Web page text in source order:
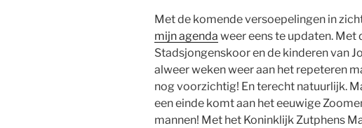
Met de komende versoepelingen in
mijn agenda weer eens te updaten. Met
Stadsjongenskoor en de kinderen van
alweer weken weer aan het repeteren
nog voorzichtig! En terecht natuurlijk.
een einde komt aan het eeuwige
mannen! Met het Koninklijk Zutphens